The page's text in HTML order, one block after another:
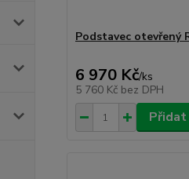
Podstavec otevřený
6 970 Kč/ks
5 760 Kč bez DPH
Přidat